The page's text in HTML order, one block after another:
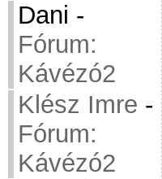
Dani -
Fórum:
Kávézó2
Klész Imre -
Fórum:
Kávézó2